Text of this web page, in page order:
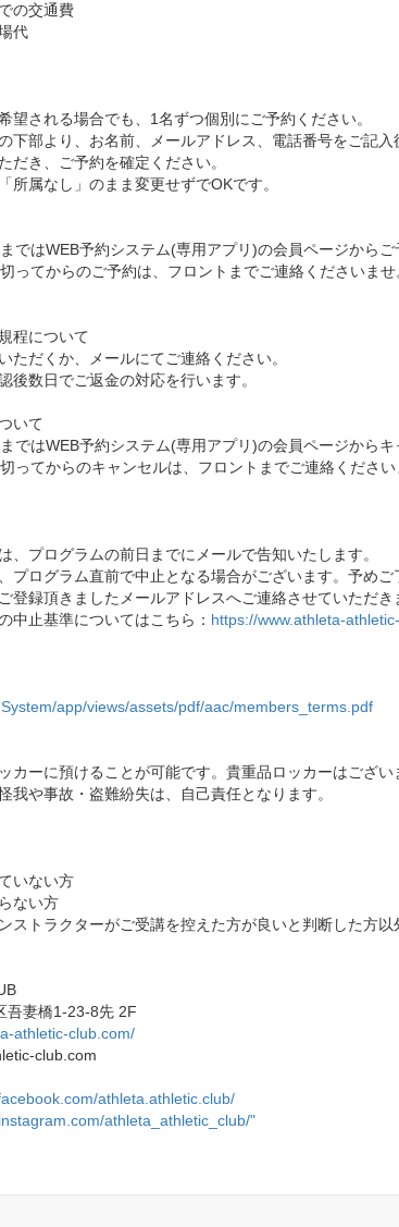
の交通費
代
望される場合でも、1名ずつ個別にご予約ください。
下部より、お名前、メールアドレス、電話番号をご記
だき、ご予約を確定ください。
属なし」のまま変更せずでOKです。
ではWEB予約システム(専用アプリ)の会員ページからご
ってからのご予約は、フロントまでご連絡くださいませ
程について
ただくか、メールにてご連絡ください。
後数日でご返金の対応を行います。
いて
ではWEB予約システム(専用アプリ)の会員ページからキ
ってからのキャンセルは、フロントまでご連絡ください
、プログラムの前日までにメールで告知いたします。
プログラム直前で中止となる場合がございます。予めご
登録頂きましたメールアドレスへご連絡させていただき
中止基準についてはこちら： https://www.athleta-
app/views/assets/pdf/aac/members_terms.pdf
カーに預けることが可能です。貴重品ロッカーはござい
我や事故・盗難紛失は、自己責任となります。
いない方
ない方
ストラクターがご受講を控えた方が良いと判断した方以
吾妻橋1-23-8先 2F
athletic-club.com/
club.com
athleta.athletic.club/
athleta_athletic_club/"